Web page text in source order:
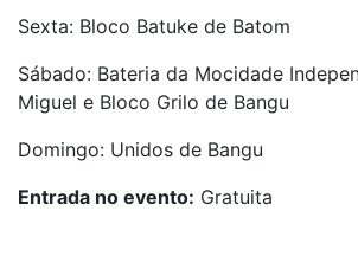
Sexta: Bloco Batuke de Batom
Sábado: Bateria da Mocidade
Miguel e Bloco Grilo de Bangu
Domingo: Unidos de Bangu
Entrada no evento: Gratuita